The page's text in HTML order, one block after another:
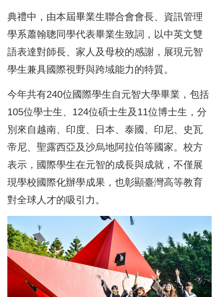
典禮中，由本屆畢業生聯合會會長、資訊管理
學系蕭翰聰同學代表畢業生致詞，以中英文雙
語表達對師長、家人及母校的感謝，展現元智
學生兼具國際視野與跨域能力的特質。
今年共有240位國際學生自元智大學畢業，包括
105位學士生、124位碩士生及11位博士生，分
別來自越南、印度、日本、泰國、印尼、史瓦
帝尼、聖露西亞及沙烏地阿拉伯等國家。校方
表示，國際學生在元智的成長與成就，不僅展
現學校國際化辦學成果，也彰顯臺灣高等教育
對全球人才的吸引力。